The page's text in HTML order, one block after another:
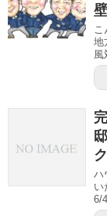
地
風
ク
ハ
い
6/